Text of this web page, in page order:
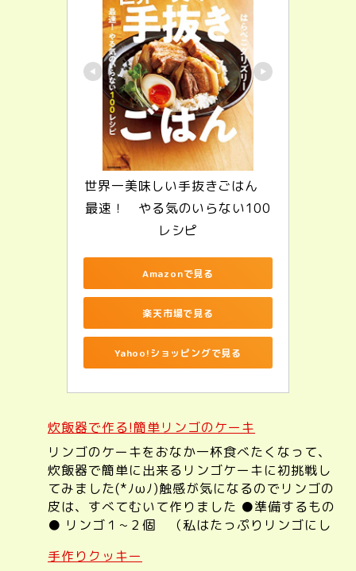
世界一美味しい手抜きごはん
最速！　やる気のいらない100
レシピ
Amazonで見る
楽天市場で見る
Yahoo!ショッピングで見る
炊飯器で作る!簡単リンゴのケーキ
リンゴのケーキをおなか一杯食べたくなって、
炊飯器で簡単に出来るリンゴケーキに初挑戦し
てみました(*ﾉωﾉ)触感が気になるのでリンゴの
皮は、すべてむいて作りました ●準備するもの
● リンゴ１~２個 （私はたっぷりリンゴにし
手作りクッキー